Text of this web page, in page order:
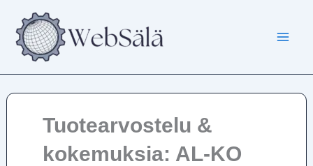
sisältöön
Tuotearvostelu &
kokemuksia: AL-KO